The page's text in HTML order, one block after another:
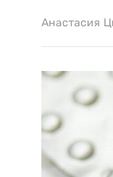
Анастасия